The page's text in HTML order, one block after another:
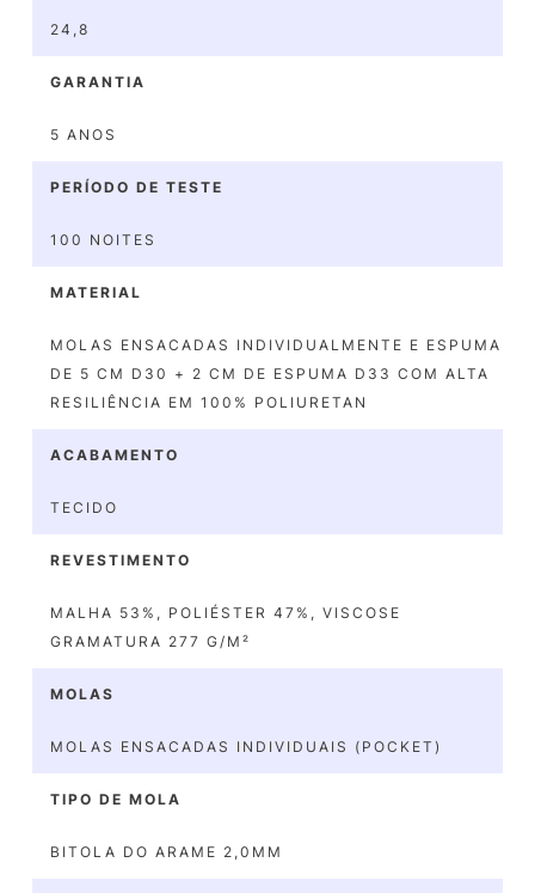
24,8
GARANTIA
5 ANOS
PERÍODO DE TESTE
100 NOITES
MATERIAL
MOLAS ENSACADAS INDIVIDUALMENTE E ESPUMA
DE 5 CM D30 + 2 CM DE ESPUMA D33 COM ALTA
RESILIÊNCIA EM 100% POLIURETAN
ACABAMENTO
TECIDO
REVESTIMENTO
MALHA 53%, POLIÉSTER 47%, VISCOSE
GRAMATURA 277 G/M²
MOLAS
MOLAS ENSACADAS INDIVIDUAIS (POCKET)
TIPO DE MOLA
BITOLA DO ARAME 2,0MM